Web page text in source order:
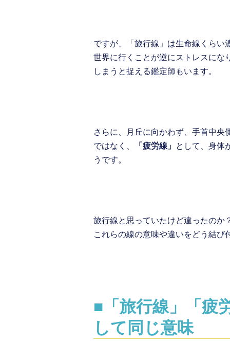
ですが、「旅行線」は生命線くらい
世界に行くことが逆にストレスにな
しまうと捉える鑑定師もいます。
さらに、月丘に向かわず、手首中央
ではなく、
「疲労線」 として、身体
うです。
旅行線と思っていたけど違ったのか
これらの線の意味や違いをどう結び
■ 「旅行線」「
して同じ意味